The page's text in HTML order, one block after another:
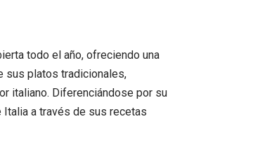
todo el año, ofreciendo una
sus platos tradicionales,
italiano. Diferenciándose por su
Italia a través de sus recetas